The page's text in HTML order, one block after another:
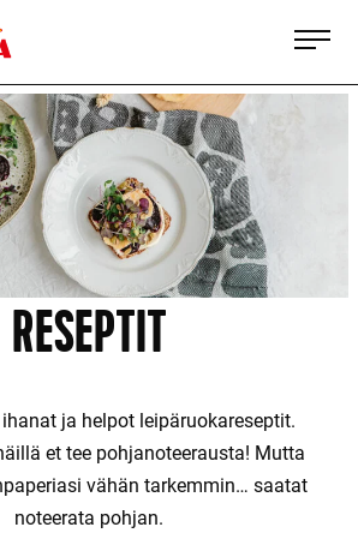
RESEPTIT
ja helpot leipäruokareseptit.
et tee pohjanoteerausta! Mutta
vähän tarkemmin… saatat
noteerata pohjan.